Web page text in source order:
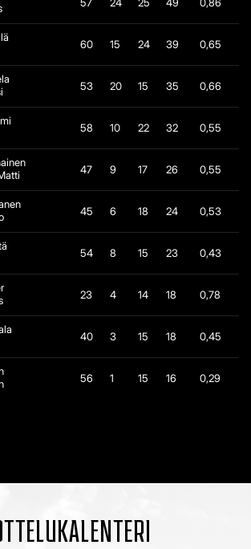
57 24 25 49 0,86
60 15 24 39 0,65
53 20 15 35 0,66
58 10 22 32 0,55
47 9 17 26 0,55
45 6 18 24 0,53
54 8 15 23 0,43
23 4 14 18 0,78
40 3 15 18 0,45
56 1 15 16 0,29